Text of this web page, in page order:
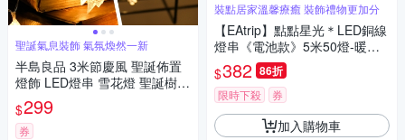
聖誕氣息裝飾 氣氛煥然一新
半島良品 3米節慶風 聖誕佈置
燈飾 LED燈串 雪花燈 聖誕樹燈
氣氛燈 居家裝飾 牆面佈置 情人
佈置 耶誕 聖誕燈串 (2款)
$299
券
裝點居家溫馨療癒 裝飾禮物更加分
【EAtrip】點點星光＊LED銅線
燈串《電池款》5米50燈-暖白
光
$382 86折
限時下殺 券
加入購物車